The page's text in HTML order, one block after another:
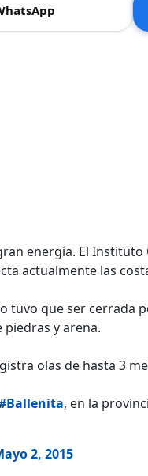
energía. El
actualmente las
tuvo que ser
y arena.
olas de hasta 3
, en la
2, 2015